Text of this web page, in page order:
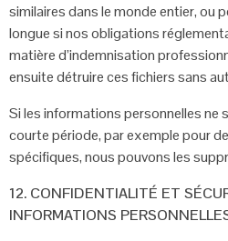
similairesdans le monde entier, ou
longue si nos obligations
matière d’indemnisation
ensuite détruire ces fichiers sans
Si les informations personnelles ne
courte période, parexemple pour
spécifiques, nous pouvons les
12. CONFIDENTIALITÉ ET
INFORMATIONS